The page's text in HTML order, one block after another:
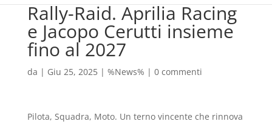
Rally-Raid. Aprilia Racing
e Jacopo Cerutti insieme
fino al 2027
da | Giu 25, 2025| %News% | 0 commenti
Pilota, Squadra, Moto. Un terno vincente che rinnova